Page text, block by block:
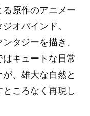
原作のアニメー
オバインド。
タジーを描き、
はキュートな日常
、雄大な自然と
ころなく再現し